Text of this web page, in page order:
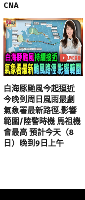
CNA
白海豚颱風今起逼近
今晚到周日風雨最劇
氣象署最新路徑.影響
範圍/陸警時機 馬祖機
會最高 預計今天（8
日）晚到9日上午